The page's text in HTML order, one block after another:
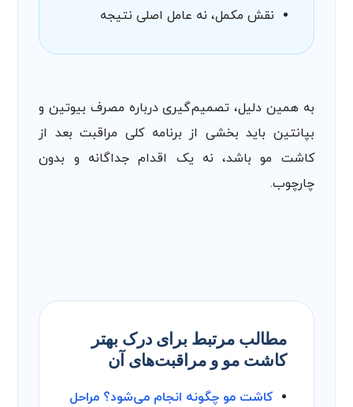
نقش مکمل، نه عامل اصلی نتیجه
به همین دلیل، تصمیم‌گیری درباره مصرف بیوتین و
بپانتین باید بخشی از برنامه کلی مراقبت بعد از
کاشت مو باشد، نه یک اقدام جداگانه و بدون
چارچوب.
مطالب مرتبط برای درک بهتر
کاشت مو و مراقبت‌های آن
کاشت مو چگونه انجام می‌شود؟ مراحل